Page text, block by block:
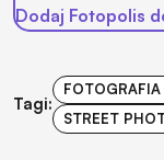
Dodaj Fotopolis
Tagi:
STREET